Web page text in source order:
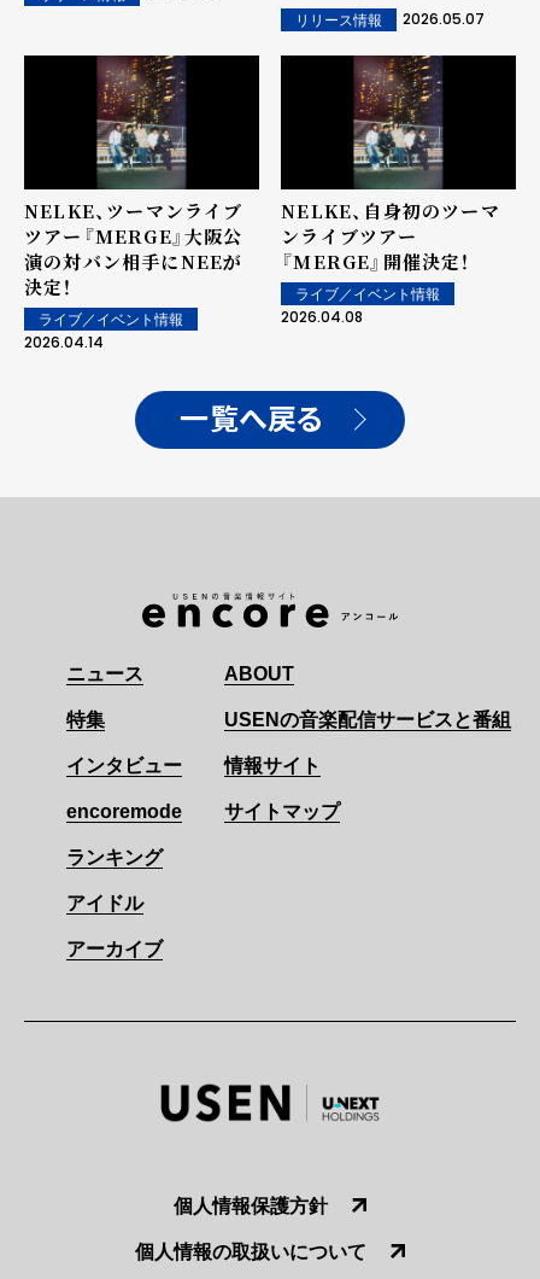
リリース情報 2026.05.07
NELKE、ツーマンライブ
ツアー『MERGE』大阪公
演の対バン相手にNEEが
決定！
ライブ／イベント情報
2026.04.14
NELKE、自身初のツーマ
ンライブツアー
『MERGE』開催決定！
ライブ／イベント情報
2026.04.08
一覧へ戻る
ニュース
特集
インタビュー
encoremode
ランキング
アイドル
アーカイブ
ABOUT
USENの音楽配信サービスと番組
情報サイト
サイトマップ
個人情報保護方針
個人情報の取扱いについて